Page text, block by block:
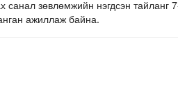
санал зөвлөмжийн нэгдсэн тайланг
ажиллаж байна.